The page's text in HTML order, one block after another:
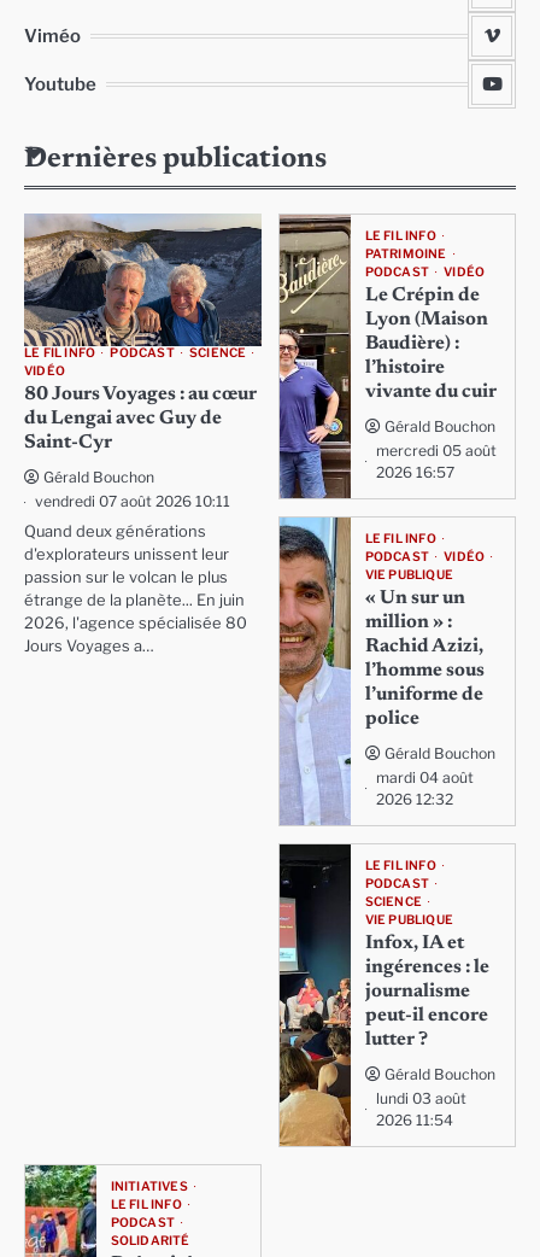
Viméo
Youtube
Dernières publications
LE FIL INFO PODCAST
SCIENCE
VIDÉO
80 Jours Voyages : au cœur
du Lengai avec Guy de
Saint-Cyr
Gérald Bouchon
vendredi 07 août 2026 10:11
Quand deux générations
d'explorateurs unissent leur
passion sur le volcan le plus
étrange de la planète... En juin
2026, l'agence spécialisée 80
Jours Voyages a…
LE FIL INFO
PATRIMOINE
PODCAST
VIDÉO
Le Crépin de
Lyon (Maison
Baudière) :
l’histoire
vivante du cuir
Gérald Bouchon
mercredi 05 août
2026 16:57
LE FIL INFO
PODCAST
VIDÉO
VIE PUBLIQUE
« Un sur un
million » :
Rachid Azizi,
l’homme sous
l’uniforme de
police
Gérald Bouchon
mardi 04 août
2026 12:32
LE FIL INFO
PODCAST
SCIENCE
VIE PUBLIQUE
Infox, IA et
ingérences : le
journalisme
peut-il encore
lutter ?
Gérald Bouchon
lundi 03 août
2026 11:54
INITIATIVES
LE FIL INFO
PODCAST
SOLIDARITÉ